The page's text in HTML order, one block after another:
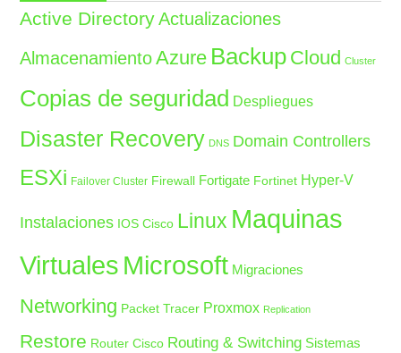
Active Directory Actualizaciones
Almacenamiento Azure Backup Cloud Cluster
Copias de seguridad Despliegues
Disaster Recovery DNS Domain Controllers
ESXi Failover Cluster Firewall Fortigate Fortinet Hyper-V
Instalaciones IOS Cisco Linux Maquinas
Virtuales Microsoft Migraciones
Networking Packet Tracer Proxmox Replication
Restore Router Cisco Routing & Switching Sistemas